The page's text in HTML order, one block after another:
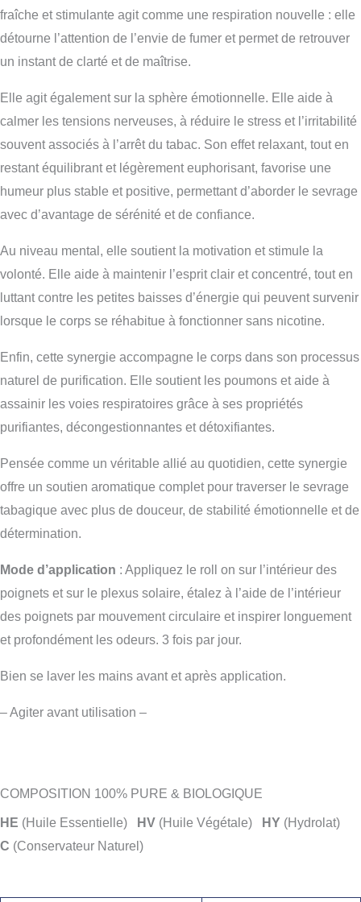
fraîche et stimulante agit comme une respiration nouvelle : elle
détourne l’attention de l’envie de fumer et permet de retrouver
un instant de clarté et de maîtrise.
Elle agit également sur la sphère émotionnelle. Elle aide à
calmer les tensions nerveuses, à réduire le stress et l’irritabilité
souvent associés à l’arrêt du tabac. Son effet relaxant, tout en
restant équilibrant et légèrement euphorisant, favorise une
humeur plus stable et positive, permettant d’aborder le sevrage
avec d’avantage de sérénité et de confiance.
Au niveau mental, elle soutient la motivation et stimule la
volonté. Elle aide à maintenir l’esprit clair et concentré, tout en
luttant contre les petites baisses d’énergie qui peuvent survenir
lorsque le corps se réhabitue à fonctionner sans nicotine.
Enfin, cette synergie accompagne le corps dans son processus
naturel de purification. Elle soutient les poumons et aide à
assainir les voies respiratoires grâce à ses propriétés
purifiantes, décongestionnantes et détoxifiantes.
Pensée comme un véritable allié au quotidien, cette synergie
offre un soutien aromatique complet pour traverser le sevrage
tabagique avec plus de douceur, de stabilité émotionnelle et de
détermination.
Mode d’application : Appliquez le roll on sur l’intérieur des
poignets et sur le plexus solaire, étalez à l’aide de l’intérieur
des poignets par mouvement circulaire et inspirer longuement
et profondément les odeurs. 3 fois par jour.
Bien se laver les mains avant et après application.
– Agiter avant utilisation –
COMPOSITION 100% PURE & BIOLOGIQUE
HE (Huile Essentielle) HV (Huile Végétale) HY (Hydrolat)
C (Conservateur Naturel)